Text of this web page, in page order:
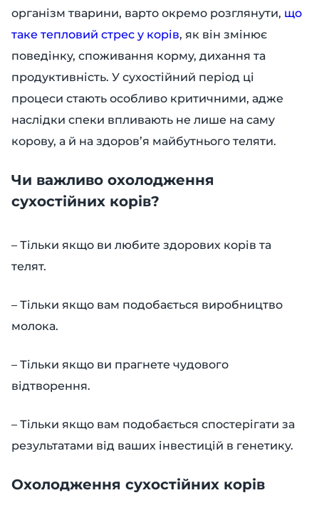
організм тварини, варто окремо розглянути, що
таке тепловий стрес у корів, як він змінює
поведінку, споживання корму, дихання та
продуктивність. У сухостійний період ці
процеси стають особливо критичними, адже
наслідки спеки впливають не лише на саму
корову, а й на здоров’я майбутнього теляти.
Чи важливо охолодження
сухостійних корів?
– Тільки якщо ви любите здорових корів та
телят.
– Тільки якщо вам подобається виробництво
молока.
– Тільки якщо ви прагнете чудового
відтворення.
– Тільки якщо вам подобається спостерігати за
результатами від ваших інвестицій в генетику.
Охолодження сухостійних корів